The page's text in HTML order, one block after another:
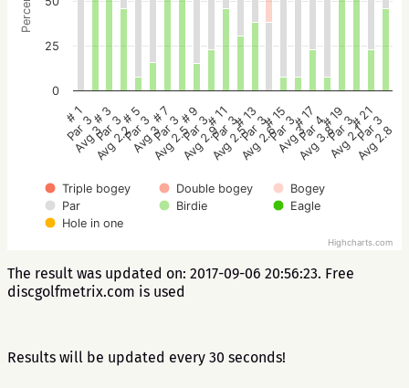
Triple bogey Double bogey
Bogey
Par
Birdie
Eagle
Hole in one
# 1
Par 3
Avg 3
# 3
Par 3
Avg 2.2
# 5
Par 3
Avg 3
# 7
Par 3
Avg 2.5
# 9
Par 3
Avg 2.9
# 11
Par 3
Avg 2.5
# 13
Par 3
Avg 2.6
# 15
Par 3
Avg 3
# 17
Par 4
Avg 3.8
# 19
Par 3
Avg 2.1
# 21
Par 3
Avg 2.8
0
25
Highcharts.com
The result was updated on: 2017-09-06 20:56:23. Free
discgolfmetrix.com is used
Results will be updated every 30 seconds!